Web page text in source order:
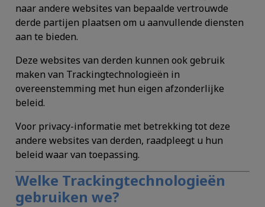
naar andere websites van bepaalde vertrouwde
derde partijen plaatsen om u aanvullende diensten
aan te bieden.
Deze websites van derden kunnen ook gebruik
maken van Trackingtechnologieën in
overeenstemming met hun eigen afzonderlijke
beleid.
Voor privacy-informatie met betrekking tot deze
andere websites van derden, raadpleegt u hun
beleid waar van toepassing.
Welke Trackingtechnologieën
gebruiken we?